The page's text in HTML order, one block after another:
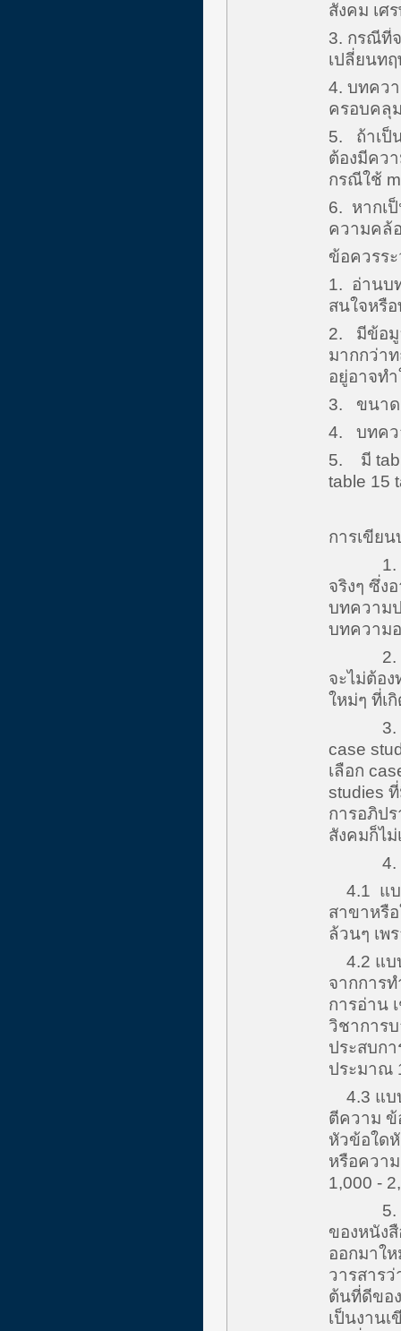
สังคม เศ
3. กรณีที่
เปลี่ยนท
4. บทคว
ครอบคลุ
5. ถ้าเป็
ต้องมีคว
กรณีใช้
6. หากเ
ความคล้
ข้อควรร
1. อ่านบ
สนใจหรือ
2. มีข้อมู
มากกว่า
อยู่อาจท
3. ขนาด
4. บทคว
5. มี
table 15
การเขีย
1.
จริงๆ ซึ่ง
บทความ
บทความ
2.
จะไม่ต้อง
ใหม่ๆ ที่เ
3.
case
เลือก
studies
การอภิป
สังคมก็ไ
4.
4.1 แบ
สาขาหรือ
ล้วนๆ เพ
4.2 แบ
จากการท
การอ่าน
วิชาการ
ประสบกา
ประมาณ
4.3 แบ
ตีความ ข้
หัวข้อใด
หรือควา
1,000 -
5.
ของหนัง
ออกมาใ
วารสาร
ต้นที่ดีของ
เป็นงาน